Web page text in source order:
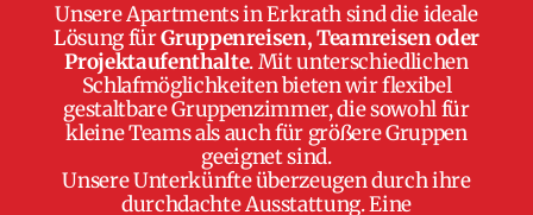
Unsere Apartments in Erkrath sind die ideale
Lösung fürGruppenreisen, Teamreisen oder
Projektaufenthalte. Mit unterschiedlichen
Schlafmöglichkeiten bieten wir flexibel
gestaltbare Gruppenzimmer, die sowohl für
kleine Teams als auch für größere Gruppen
geeignet sind.
Unsere Unterkünfte überzeugen durch ihre
durchdachte Ausstattung. Eine